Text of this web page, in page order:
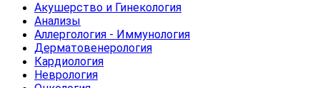
Акушерство и Гинекология
Анализы
Аллергология - Иммунология
Дерматовенерология
Кардиология
Неврология